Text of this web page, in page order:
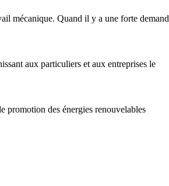
mécanique. Quand il y a une forte
aux particuliers et aux entreprises le
promotion des énergies renouvelables